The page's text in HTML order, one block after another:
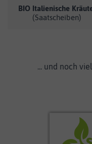
BIO Italienische
(Saatscheiben)
... und noch